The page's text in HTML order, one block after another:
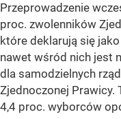
Przeprowadzenie
proc. zwolenników
które deklarują się
nawet wśród nich jest
dla samodzielnych
Zjednoczonej Prawicy.
4,4 proc. wyborców